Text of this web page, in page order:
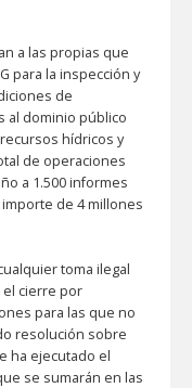
a las propias que
para la inspección y
de
al dominio público
hídricos y
de operaciones
a 1.500 informes
de 4 millones
toma ilegal
el cierre por
para las que no
resolución sobre
ha ejecutado el
se sumarán en las